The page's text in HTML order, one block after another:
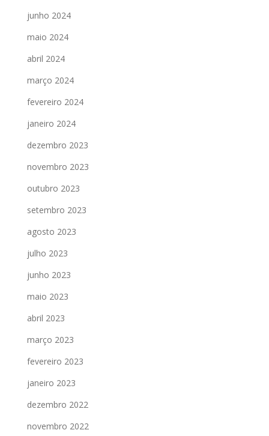
junho 2024
maio 2024
abril 2024
março 2024
fevereiro 2024
janeiro 2024
dezembro 2023
novembro 2023
outubro 2023
setembro 2023
agosto 2023
julho 2023
junho 2023
maio 2023
abril 2023
março 2023
fevereiro 2023
janeiro 2023
dezembro 2022
novembro 2022